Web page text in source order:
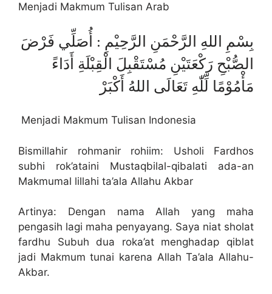
Menjadi Makmum Tulisan Arab
بِسْمِ اللهِ الرَّحْمَنِ الرَّحِيْمِ : أُصَلِّي فَرْضَ
الصُّبْحِ رَكْعَتَيْنِ مُسْتَقْبِلَ الْقِبْلَةِ أَدَاءً
مَأْمُوْمًا لِّلّٰهِ تَعَالَى اللهُ أَكْبَرْ
Menjadi Makmum Tulisan Indonesia
Bismillahir rohmanir rohiim: Usholi Fardhos
subhi rok’ataini Mustaqbilal-qibalati ada-an
Makmumal lillahi ta’ala Allahu Akbar
Artinya: Dengan nama Allah yang maha
pengasih lagi maha penyayang. Saya niat sholat
fardhu Subuh dua roka’at menghadap qiblat
jadi Makmum tunai karena Allah Ta’ala Allahu-
Akbar.